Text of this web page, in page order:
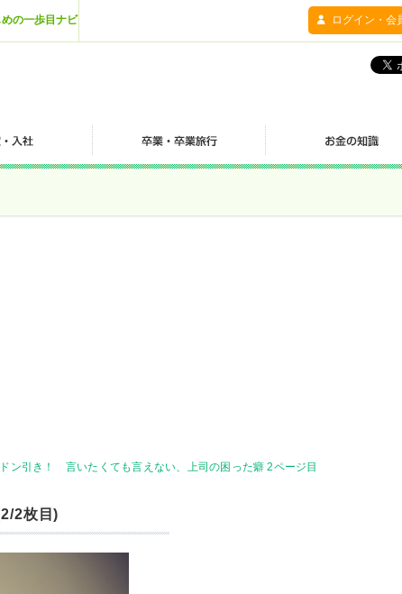
の一歩目ナビ ログイン・会
ン引き！ 言いたくても言えない、上司の困った癖 2ページ目
2枚目)